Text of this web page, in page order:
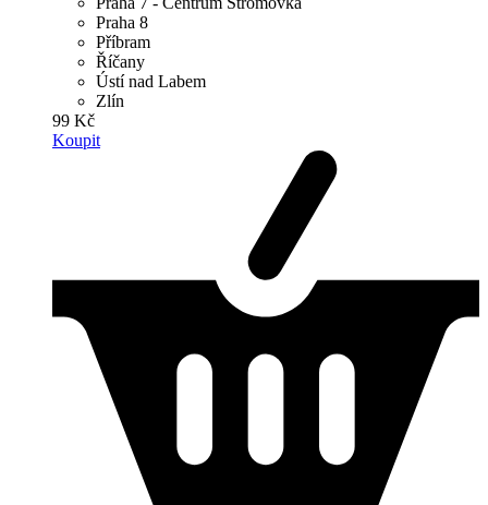
Praha 8
Příbram
Říčany
Ústí nad Labem
Zlín
99 Kč
Koupit